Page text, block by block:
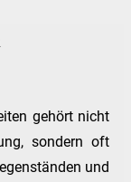
gehört nicht
sondern oft
und